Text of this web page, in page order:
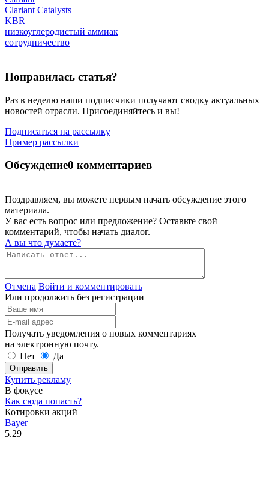
Clariant Catalysts
KBR
низкоуглеродистый аммиак
сотрудничество
Понравилась статья?
Раз в неделю наши подписчики получают сводку актуальных
новостей отрасли. Присоединяйтесь и вы!
Подписаться на рассылку
Пример рассылки
Обсуждение0 комментариев
Поздравляем, вы можете первым начать обсуждение этого
материала.
У вас есть вопрос или предложение? Оставьте свой
комментарий, чтобы начать диалог.
А вы что думаете?
Отмена Войти и комментировать
Или продолжить без регистрации
Получать уведомления о новых комментариях
на электронную почту.
Нет
Да
Отправить
Купить рекламу
В фокусе
Как сюда попасть?
Котировки акций
Bayer
5.29